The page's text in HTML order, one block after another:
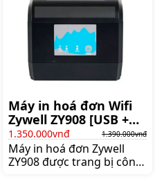
cafe. Với tính năng kết nối
qua cổng LAN, máy in có
thể dễ dàng kết nối với
mạng qua mode
Máy in hoá đơn Wifi
Zywell ZY908 [USB +
Wifi]
1.350.000vnđ 1.390.000vnđ
Máy in hoá đơn Zywell
ZY908 được trang bị công